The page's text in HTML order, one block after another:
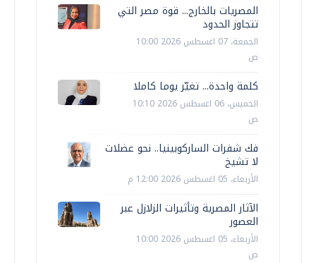
المصريات بالخارج... قوة مصر التي
تتجاوز الحدود
الجمعة، 07 اغسطس 2026 10:00
ص
كلمة واحدة... تغيّر يوما كاملا
الخميس، 06 اغسطس 2026 10:10
ص
فك شفرات الساركوبينيا.. نحو عضلات
لا تشيخ
الأربعاء، 05 اغسطس 2026 12:00 م
الآثار المصرية وتأثيرات الزلازل عبر
العصور
الأربعاء، 05 اغسطس 2026 10:00
ص